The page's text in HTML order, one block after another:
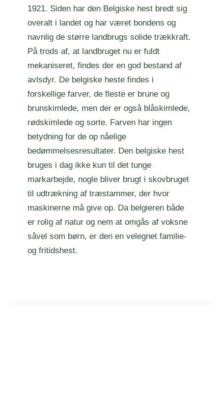
1921. Siden har den Belgiske hest bredt sig
overalt i landet og har været bondens og
navnlig de større landbrugs solide trækkraft.
På trods af, at landbruget nu er fuldt
mekaniseret, findes der en god bestand af
avlsdyr. De belgiske heste findes i
forskellige farver, de fleste er brune og
brunskimlede, men der er også blåskimlede,
rødskimlede og sorte. Farven har ingen
betydning for de op nåelige
bedømmelsesresultater. Den belgiske hest
bruges i dag ikke kun til det tunge
markarbejde, nogle bliver brugt i skovbruget
til udtrækning af træstammer, der hvor
maskinerne må give op. Da belgieren både
er rolig af natur og nem at omgås af voksne
såvel som børn, er den en velegnet familie-
og fritidshest.